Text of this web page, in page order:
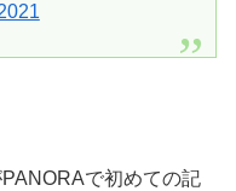
で初めての記